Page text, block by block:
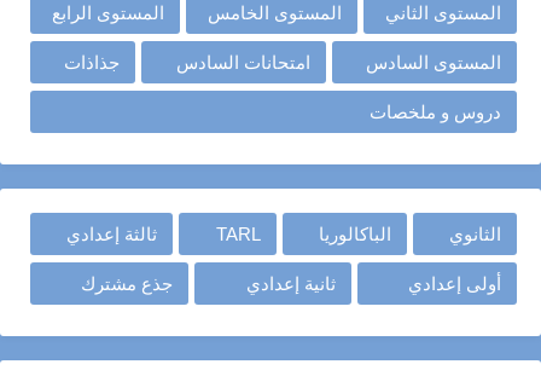
المستوى الثاني المستوى الخامس المستوى الرابع
المستوى السادس امتحانات السادس جذاذات
دروس و ملخصات
الثانوي الباكالوريا TARL ثالثة إعدادي
أولى إعدادي ثانية إعدادي جذع مشترك